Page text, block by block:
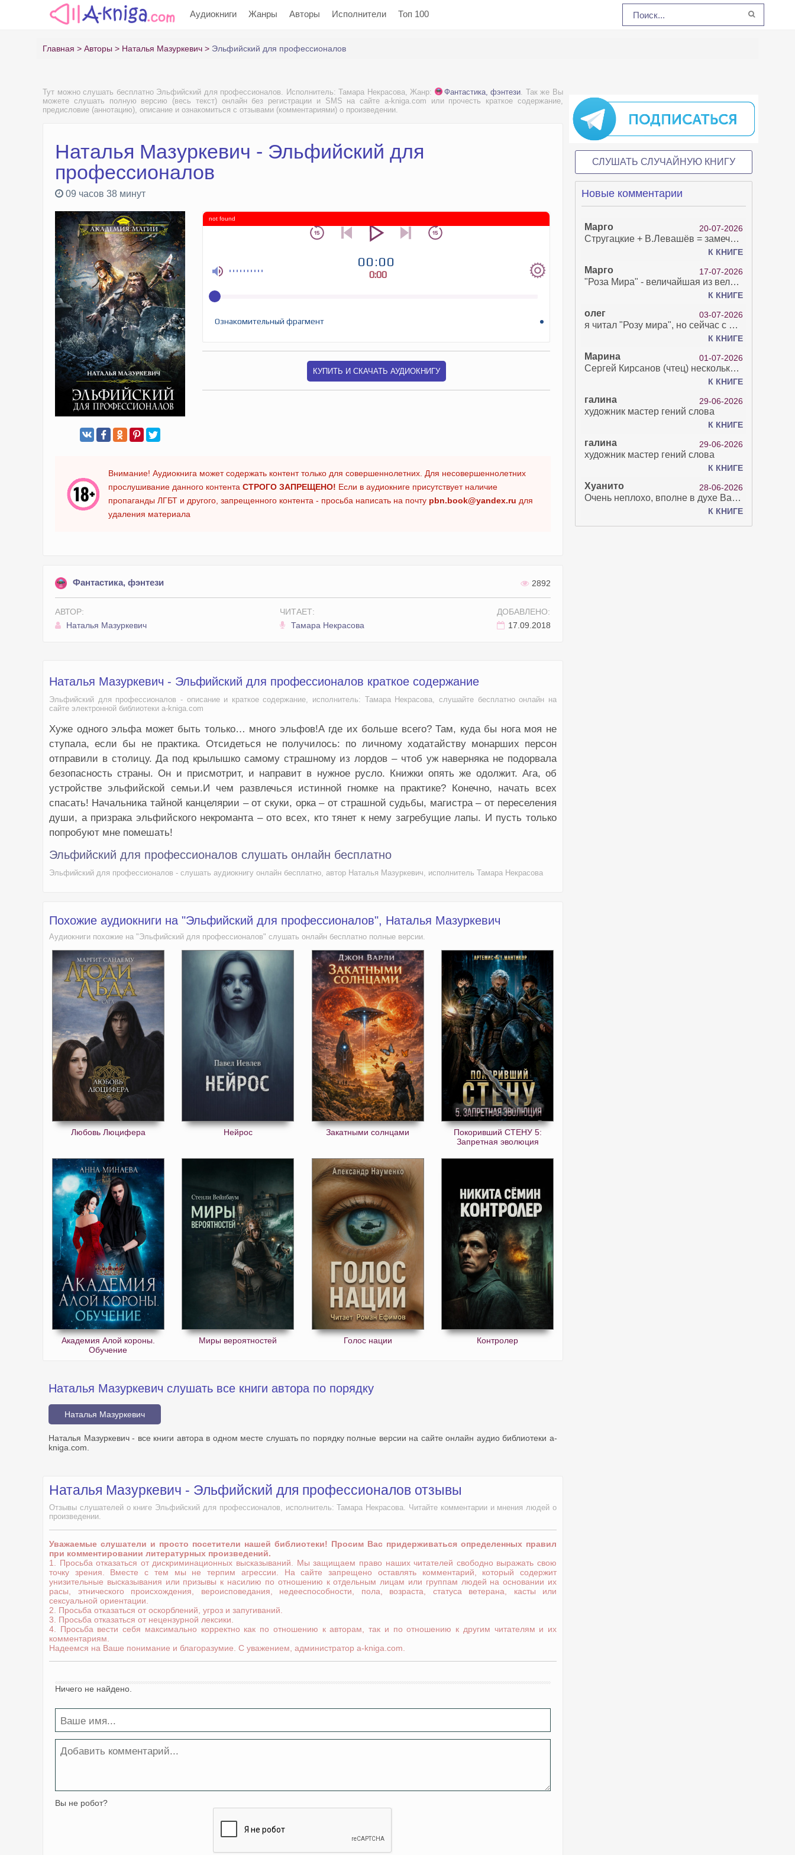
Аудиокниги Жанры Авторы Исполнители Топ 100
Главная Авторы Наталья Мазуркевич Эльфийский для профессионалов
Тут можно слушать бесплатно Эльфийский для профессионалов. Исполнитель: Тамара Некрасова, Жанр: Фантастика, фэнтези. Так же Вы
можете слушать полную версию (весь текст) онлайн без регистрации и SMS на сайте a-kniga.com или прочесть краткое содержание,
предисловие (аннотацию), описание и ознакомиться с отзывами (комментариями) о произведении.
Наталья Мазуркевич - Эльфийский для
профессионалов
09 часов 38 минут
00:00
0:00
Ознакомительный фрагмент
not found
КУПИТЬ И СКАЧАТЬ АУДИОКНИГУ
Внимание! Аудиокнига может содержать контент только для совершеннолетних. Для несовершеннолетних
прослушивание данного контента СТРОГО ЗАПРЕЩЕНО! Если в аудиокниге присутствует наличие
пропаганды ЛГБТ и другого, запрещенного контента - просьба написать на почту pbn.book@yandex.ru для
удаления материала
Фантастика, фэнтези 2892
АВТОР:
Наталья Мазуркевич
ЧИТАЕТ:
Тамара Некрасова
ДОБАВЛЕНО:
17.09.2018
Наталья Мазуркевич - Эльфийский для профессионалов краткое содержание
Эльфийский для профессионалов - описание и краткое содержание, исполнитель: Тамара Некрасова, слушайте бесплатно онлайн на
сайте электронной библиотеки a-kniga.com
Хуже одного эльфа может быть только… много эльфов!А где их больше всего? Там, куда бы нога моя не
ступала, если бы не практика. Отсидеться не получилось: по личному ходатайству монарших персон
отправили в столицу. Да под крылышко самому страшному из лордов – чтоб уж наверняка не подорвала
безопасность страны. Он и присмотрит, и направит в нужное русло. Книжки опять же одолжит. Ага, об
устройстве эльфийской семьи.И чем развлечься истинной гномке на практике? Конечно, начать всех
спасать! Начальника тайной канцелярии – от скуки, орка – от страшной судьбы, магистра – от переселения
души, а призрака эльфийского некроманта – ото всех, кто тянет к нему загребущие лапы. И пусть только
попробуют мне помешать!
Эльфийский для профессионалов слушать онлайн бесплатно
Эльфийский для профессионалов - слушать аудиокнигу онлайн бесплатно, автор Наталья Мазуркевич, исполнитель Тамара Некрасова
Похожие аудиокниги на "Эльфийский для профессионалов", Наталья Мазуркевич
Аудиокниги похожие на "Эльфийский для профессионалов" слушать онлайн бесплатно полные версии.
Любовь Люцифера Нейрос Закатными солнцами
Покоривший СТЕНУ 5:
Запретная эволюция
Академия Алой короны.
Обучение
Миры вероятностей Голос нации Контролер
Наталья Мазуркевич слушать все книги автора по порядку
Наталья Мазуркевич
Наталья Мазуркевич - все книги автора в одном месте слушать по порядку полные версии на сайте онлайн аудио библиотеки a-
kniga.com.
Наталья Мазуркевич - Эльфийский для профессионалов отзывы
Отзывы слушателей о книге Эльфийский для профессионалов, исполнитель: Тамара Некрасова. Читайте комментарии и мнения людей о
произведении.
Уважаемые слушатели и просто посетители нашей библиотеки! Просим Вас придерживаться определенных правил
при комментировании литературных произведений.
1. Просьба отказаться от дискриминационных высказываний. Мы защищаем право наших читателей свободно выражать свою
точку зрения. Вместе с тем мы не терпим агрессии. На сайте запрещено оставлять комментарий, который содержит
унизительные высказывания или призывы к насилию по отношению к отдельным лицам или группам людей на основании их
расы, этнического происхождения, вероисповедания, недееспособности, пола, возраста, статуса ветерана, касты или
сексуальной ориентации.
2. Просьба отказаться от оскорблений, угроз и запугиваний.
3. Просьба отказаться от нецензурной лексики.
4. Просьба вести себя максимально корректно как по отношению к авторам, так и по отношению к другим читателям и их
комментариям.
Надеемся на Ваше понимание и благоразумие. С уважением, администратор a-kniga.com.
Ничего не найдено.
Вы не робот?
СЛУШАТЬ СЛУЧАЙНУЮ КНИГУ
Новые комментарии
Марго 20-07-2026
Стругацкие + В.Левашёв = замечательно!
К КНИГЕ
Марго 17-07-2026
"Роза Мира" - величайшая из великих Книг - она отвечает на все вопросы, прочитать её нелегко...
К КНИГЕ
олег 03-07-2026
я читал "Розу мира", но сейчас с возрастом зрение рухнуло. Но хочется ещё почитать. Просто захватывает. Хорошо, что есть А КНИГА. Спасибо за вашу работу.
К КНИГЕ
Марина 01-07-2026
Сергей Кирсанов (чтец) несколько раз рыгнул в микрофон. В наушниках это было хорошо слышно и сильно неприятно. Я понимаю, что это бесплатная аудиокнига, но не до такой же степени наплевать на слушателя..
К КНИГЕ
галина 29-06-2026
художник мастер гений слова
К КНИГЕ
галина 29-06-2026
художник мастер гений слова
К КНИГЕ
Хуанито 28-06-2026
Очень неплохо, вполне в духе Варго!)
К КНИГЕ